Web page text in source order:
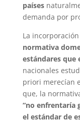
países
demanda por
La
normativa
estándares que
nacionales
priori merecían
que, la
“no enfrentaría
el estándar de